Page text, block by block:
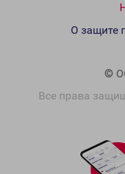
©
Все права
О защите